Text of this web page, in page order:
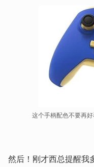
这个手柄配色不要再
然后！刚才西总提醒我